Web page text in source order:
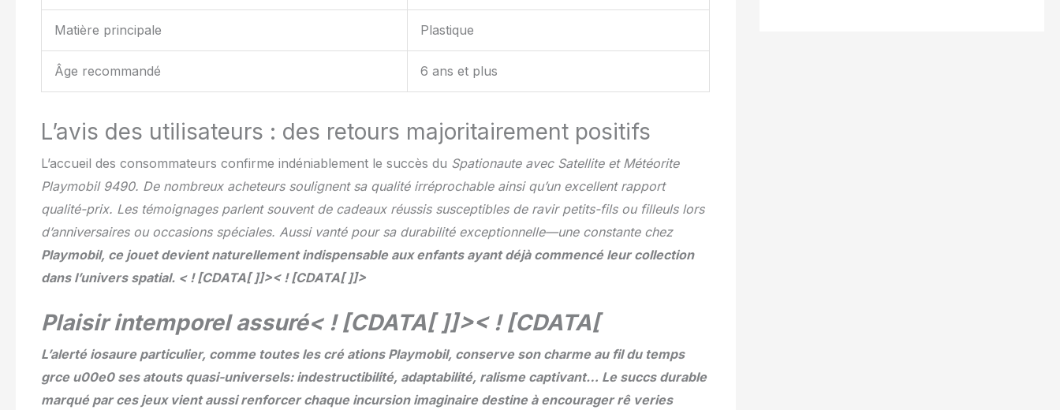
Matière principale Plastique
Âge recommandé 6 ans et plus
L’avis des utilisateurs : des retours majoritairement positifs
L’accueil des consommateurs confirme indéniablement le succès du Spationaute avec Satellite et Météorite
Playmobil 9490. De nombreux acheteurs soulignent sa qualité irréprochable ainsi qu’un excellent rapport
qualité-prix. Les témoignages parlent souvent de cadeaux réussis susceptibles de ravir petits-fils ou filleuls lors
d’anniversaires ou occasions spéciales. Aussi vanté pour sa durabilité exceptionnelle—une constante chez
Playmobil, ce jouet devient naturellement indispensable aux enfants ayant déjà commencé leur collection
dans l’univers spatial. < ! [CDATA[ ]]>< ! [CDATA[ ]]>
Plaisir intemporel assuré< ! [CDATA[ ]]>< ! [CDATA[
L’alerté iosaure particulier, comme toutes les cré ations Playmobil, conserve son charme au fil du temps
grce u00e0 ses atouts quasi-universels: indestructibilité, adaptabilité, ralisme captivant… Le succs durable
marqué par ces jeux vient aussi renforcer chaque incursion imaginaire destine à encourager rê veries